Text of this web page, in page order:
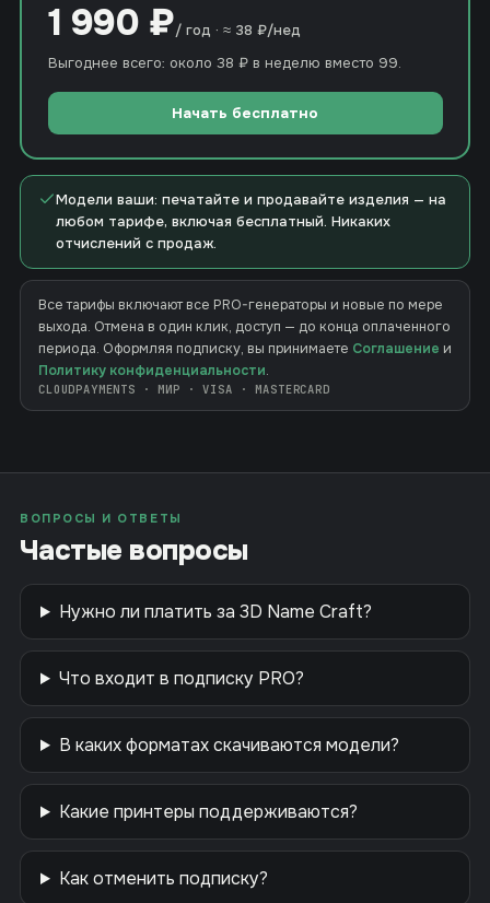
1 990 ₽/ год · ≈ 38 ₽/нед
Выгоднее всего: около 38 ₽ в неделю вместо 99.
Начать бесплатно
Модели ваши: печатайте и продавайте изделия — на
любом тарифе, включая бесплатный. Никаких
отчислений с продаж.
Все тарифы включают все PRO-генераторы и новые по мере
выхода. Отмена в один клик, доступ — до конца оплаченного
периода. Оформляя подписку, вы принимаете Соглашение и
Политику конфиденциальности.
CLOUDPAYMENTS · МИР · VISA · MASTERCARD
ВОПРОСЫ И ОТВЕТЫ
Частые вопросы
Нужно ли платить за 3D Name Craft?
Что входит в подписку PRO?
В каких форматах скачиваются модели?
Какие принтеры поддерживаются?
Как отменить подписку?